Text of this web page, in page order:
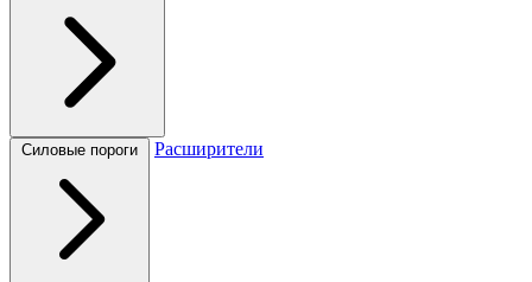
Силовые пороги Расширители